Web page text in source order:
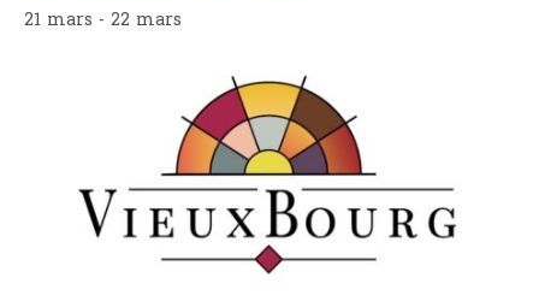
21 mars - 22 mars